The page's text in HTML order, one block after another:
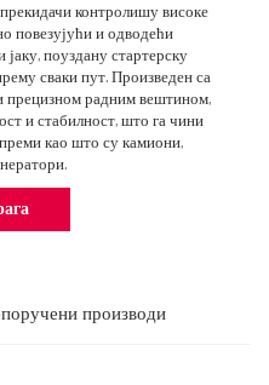
контролишу високе
повезујући и одводећи
јаку, поуздану стартерску
сваки пут. Произведен са
прецизном радним вештином,
и стабилност, што га чини
као што су камиони,
производи